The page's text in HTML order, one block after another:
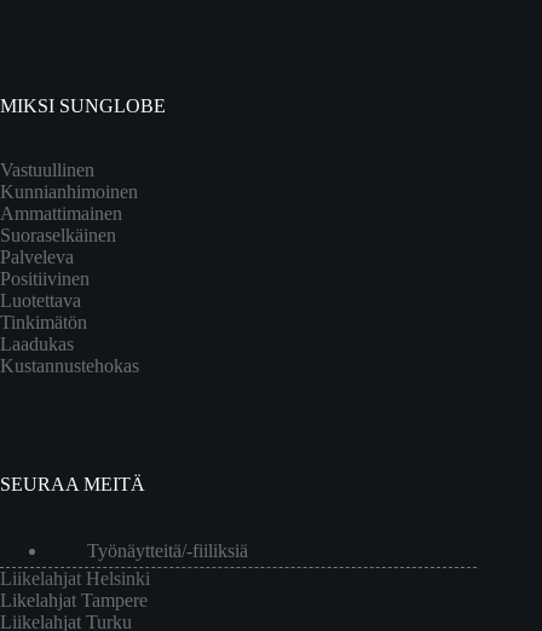
MIKSI SUNGLOBE
Vastuullinen
Kunnianhimoinen
Ammattimainen
Suoraselkäinen
Palveleva
Positiivinen
Luotettava
Tinkimätön
Laadukas
Kustannustehokas
SEURAA MEITÄ
Työnäytteitä/-fiiliksiä
Liikelahjat Helsinki
Likelahjat Tampere
Liikelahjat Turku